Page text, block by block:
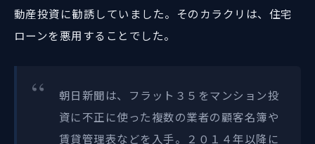
動産投資に勧誘していました。そのカラクリは、住宅
ローンを悪用することでした。
朝日新聞は、フラット３５をマンション投
資に不正に使った複数の業者の顧客名簿や
賃貸管理表などを入手。２０１４年以降に